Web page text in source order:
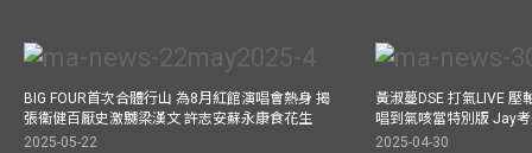
BIG FOUR首次合體行山 為8月紅館演唱會熱身 揭
張衞健百厭史激嬲梁漢文 許志安蘇永康食花生
2025-05-22
黃淑蔓DSE 打氣LIVE
唱到氣咳當特別版 Jay
2025-04-30